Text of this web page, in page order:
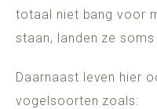
totaal niet bang voor
staan, landen ze
Daarnaast leven hier
vogelsoorten zoals: